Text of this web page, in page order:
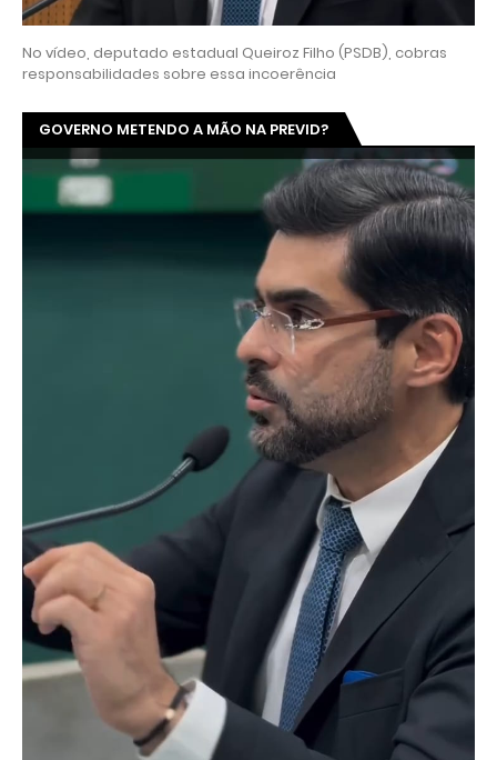
No vídeo, deputado estadual Queiroz Filho (PSDB), cobras
responsabilidades sobre essa incoerência
GOVERNO METENDO A MÃO NA PREVID?